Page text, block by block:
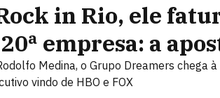
in Rio, ele
empresa: a
Medina, o Grupo Dreamers chega
vindo de HBO e FOX